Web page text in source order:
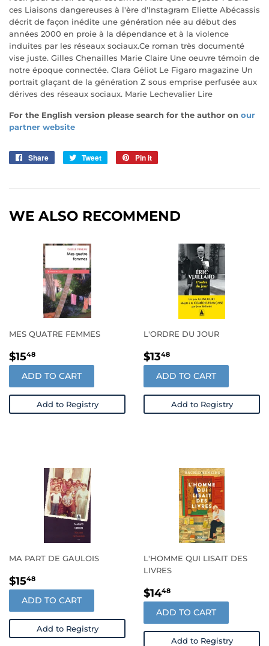
ces Liaisons dangereuses à l'ère d'Instagram Eliette Abécassis
décrit de façon inédite une génération née au début des
années 2000 en proie à la dépendance et à la violence
induites par les réseaux sociaux.Ce roman très documenté
vise juste. Gilles Chenailles Marie Claire Une oeuvre témoin de
notre époque connectée. Clara Géliot Le Figaro magazine Un
portrait glaçant de la génération Z sous emprise perfusée aux
dérives des réseaux sociaux. Marie Lechevalier Lire
For the English version please search for the author on our
partner website
Share
Share
Tweet
Tweet
Pin it
WE ALSO RECOMMEND
MES QUATRE FEMMES
REGULAR
PRICE
$1548
ADD TO CART
Add to Registry
L'ORDRE DU JOUR
REGULAR
PRICE
$1348
ADD TO CART
Add to Registry
MA PART DE GAULOIS
REGULAR
PRICE
$1548
ADD TO CART
Add to Registry
L'HOMME QUI LISAIT DES
LIVRES
REGULAR
PRICE
$1448
ADD TO CART
Add to Registry